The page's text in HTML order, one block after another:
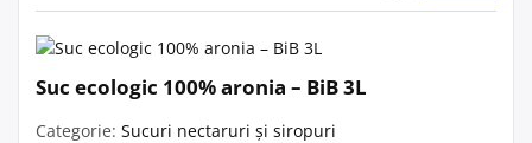
Suc ecologic 100% aronia – BiB 3L
Categorie: Sucuri nectaruri și siropuri